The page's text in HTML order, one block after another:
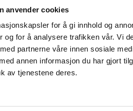
anvender cookies
for å gi innhold og
og for å analysere trafikken vår. Vi
partnerne våre innen sosiale
annen informasjon du har gjort
av tjenestene deres.
Retur og bytte
Personvern
Frakt og levering
Ledige stillinger
FAQ - Ofte stilte spørsmål
Åpenhetsloven